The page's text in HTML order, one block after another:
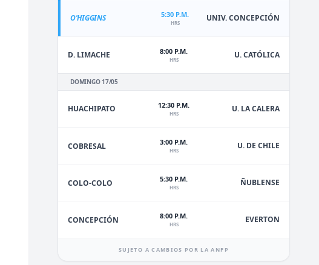
O'HIGGINS 5:30 P.M.
HRS UNIV. CONCEPCIÓN
D. LIMACHE 8:00 P.M.
HRS U. CATÓLICA
DOMINGO 17/05
HUACHIPATO 12:30 P.M.
HRS U. LA CALERA
COBRESAL 3:00 P.M.
HRS U. DE CHILE
COLO-COLO 5:30 P.M.
HRS ÑUBLENSE
CONCEPCIÓN 8:00 P.M.
HRS EVERTON
SUJETO A CAMBIOS POR LA ANFP